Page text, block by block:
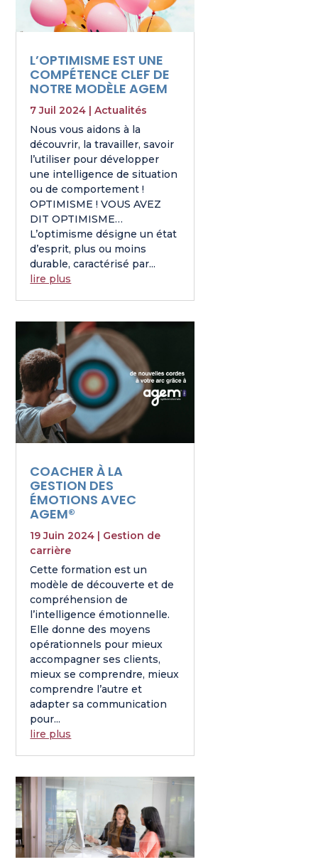
L’OPTIMISME EST UNE
COMPÉTENCE CLEF DE
NOTRE MODÈLE AGEM
7 Juil 2024 |Actualités
Nous vous aidons à la
découvrir, la travailler, savoir
l’utiliser pour développer
une intelligence de situation
ou de comportement !
OPTIMISME ! VOUS AVEZ
DIT OPTIMISME…
L’optimisme désigne un état
d’esprit, plus ou moins
durable, caractérisé par...
lire plus
COACHER À LA
GESTION DES
ÉMOTIONS AVEC
AGEM®
19 Juin 2024 | Gestion de
carrière
Cette formation est un
modèle de découverte et de
compréhension de
l’intelligence émotionnelle.
Elle donne des moyens
opérationnels pour mieux
accompagner ses clients,
mieux se comprendre, mieux
comprendre l’autre et
adapter sa communication
pour...
lire plus